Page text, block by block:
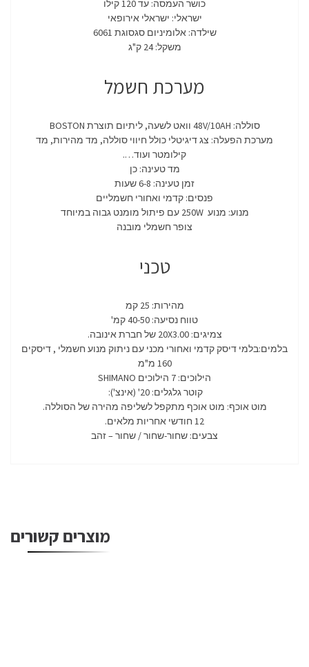
כושר העמסה: עד 120 קילו
ישראלי: ישראלי אירופאי
שילדה: אלומיניום סגסוגת 6061
משקל: 24 ק"ג
מערכת חשמל
סוללה: 48V/10AH וואט לשעה, ליתיום תוצרת BOSTON
מערכת הפעלה: צג דיגיטלי כולל חיווי סוללה, מד מהירות, מד
קילומטר ועוד….
מד טעינה: כן
זמן טעינה: 6-8 שעות
פנסים: קדמי ואחורי חשמליים
מנוע: מנוע 250W עם פיתול מומנט גבוה במיוחד
צופר חשמלי מובנה
טכני
מהירות: 25 קמ
טווח נסיעה: 40-50 קמ'
צמיגים: 20X3.00 של חברת אינובה.
בלמים:בלמי דיסק קדמי ואחורי מכני עם ניתוק מנוע חשמלי , דיסקים
160 מ"מ
הילוכים: 7 הילוכים SHIMANO
קוטר גלגלים: 20' (אינצ'):
מוט אוכף: מוט אוכף מתקפל לשליפה מהירה של הסוללה.
12 חודשי אחריות מלאים.
צבעים: שחור-שחור / שחור – זהב
מוצרים קשורים